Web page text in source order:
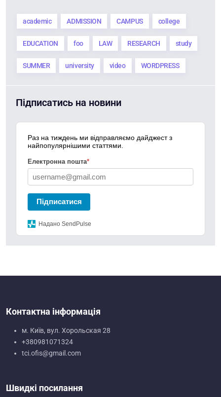
academic ADMISSION CAMPUS college
EDUCATION foo LAW RESEARCH study
SUMMER university video WORDPRESS
Підписатись на новини
Раз на тиждень ми відправляємо дайджест з
найпопулярнішими статтями.
Електронна пошта*
Підписатися
Надано SendPulse
Контактна інформація
м. Київ, вул. Хорольская 28
+380981071324
tci.ofis@gmail.com
Швидкі посилання